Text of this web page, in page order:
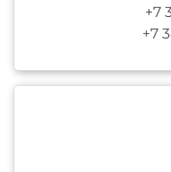
+7
+7